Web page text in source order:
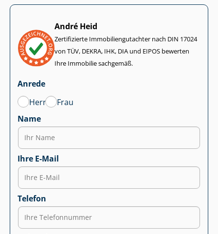
André Heid
Zertifizierte Im­mo­bi­li­en­gut­ach­ter nach DIN 17024
von TÜV, DEKRA, IHK, DIA und EIPOS bewerten
Ihre Immobilie sachgemäß.
Anrede
Herr
Frau
Name
Ihre E-Mail
Telefon